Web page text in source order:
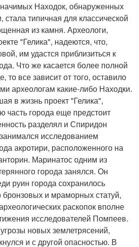
Находок, обнаруженных
стала типичная для классической
из камня. Археологи,
"Гелика", надеются, что,
им удастся приблизиться к
Что же касается более полной
то все зависит от того, оставило
археологам какие-либо Находки.
в жизнь проект "Гелика",
часть города еще предстоит
разделял и Спиридон
исследованием
акротири, расположенного на
Маринатос одним из
города занялся. Он
руин города сохранилось
и мраморных статуй,
раскопок вполне
исследователей Помпеев.
новых землетрясений,
и с другой опасностью. В